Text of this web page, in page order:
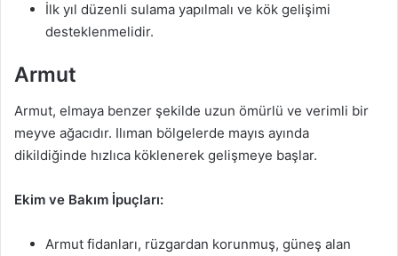
İlk yıl düzenli sulama yapılmalı ve kök gelişimi
desteklenmelidir.
Armut
Armut, elmaya benzer şekilde uzun ömürlü ve verimli bir
meyve ağacıdır. Ilıman bölgelerde mayıs ayında
dikildiğinde hızlıca köklenerek gelişmeye başlar.
Ekim ve Bakım İpuçları:
Armut fidanları, rüzgardan korunmuş, güneş alan